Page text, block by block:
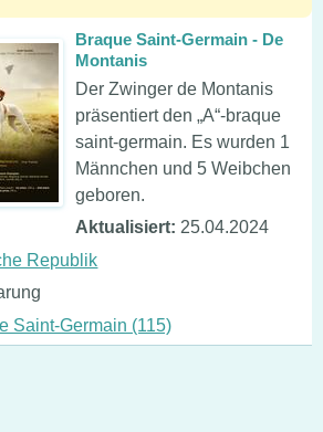
Braque Saint-Germain - De
Montanis
Der Zwinger de Montanis
präsentiert den „A“-braque
saint-germain. Es wurden 1
Männchen und 5 Weibchen
geboren.
Aktualisiert: 25.04.2024
Republik
Saint-Germain (115)